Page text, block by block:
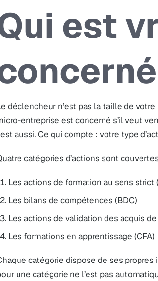
est
déclencheur n’est pas la taille de
entreprise est concerné s’il veut
aussi. Ce qui compte : votre type
catégories d’actions sont
Les actions de formation au sens strict
Les bilans de compétences (BDC)
Les actions de validation des acquis de
Les formations en apprentissage (CFA)
catégorie dispose de ses propres
une catégorie ne l’est pas